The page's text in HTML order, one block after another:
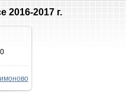
2016-2017 г.